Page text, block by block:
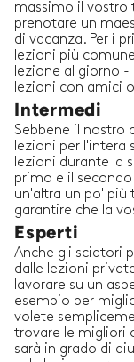
massimo il vostro
prenotare un
di vacanza. Per i
lezioni più
lezione al giorno
lezioni con amici
Intermedi
Sebbene il nostro
lezioni per l'intera
lezioni durante la
primo e il
un'altra un po' più
garantire che la
Esperti
Anche gli sciatori
dalle lezioni
lavorare su un
esempio per
volete
trovare le migliori
sarà in grado di